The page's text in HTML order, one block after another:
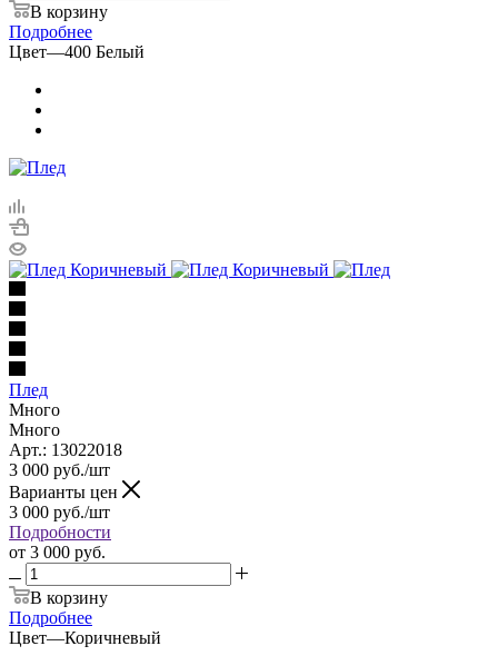
В корзину
Подробнее
Цвет—400 Белый
Плед
Много
Много
Арт.: 13022018
3 000 руб./шт
Варианты цен
3 000 руб./шт
Подробности
от 3 000 руб.
В корзину
Подробнее
Цвет—Коричневый